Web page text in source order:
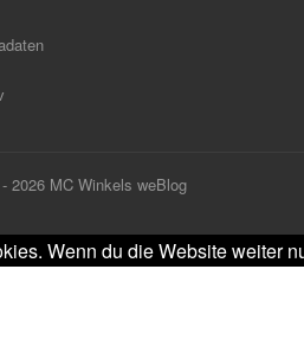
2026 MC Winkels weBlog
Wenn du die Website weiter